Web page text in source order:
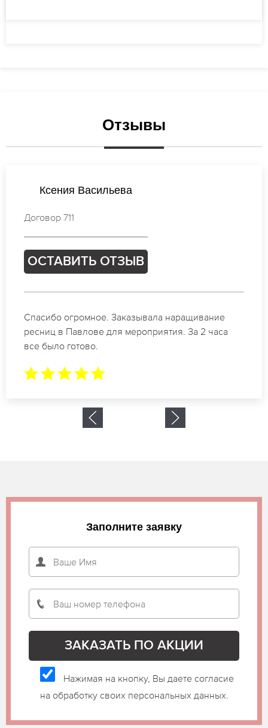
Отзывы
Наталья Новикова
Договор 959
ОСТАВИТЬ ОТЗЫВ
Идеальные мастера своего дела по наращиванию
ресниц в Павлове. Великолепный результат. Буду
обращаться еще.
Заполните заявку
Нажимая на кнопку, Вы даете согласие
на обработку своих персональных данных.